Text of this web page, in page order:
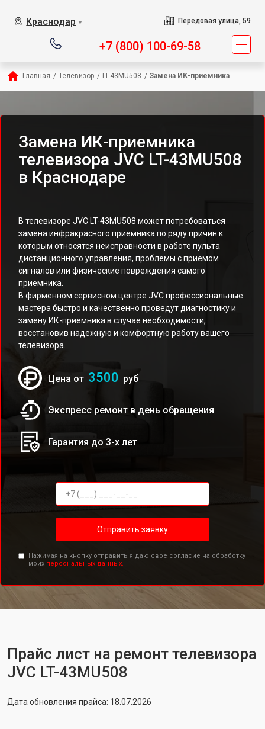
Краснодар ▼ Передовая улица, 59
+7 (800) 100-69-58
Главная / Телевизор / LT-43MU508 / Замена ИК-приемника
Замена ИК-приемника
телевизора JVC LT-43MU508
в Краснодаре
В телевизоре JVC LT-43MU508 может потребоваться
замена инфракрасного приемника по ряду причин к
которым относятся неисправности в работе пульта
дистанционного управления, проблемы с приемом
сигналов или физические повреждения самого
приемника.
В фирменном сервисном центре JVC профессиональные
мастера быстро и качественно проведут диагностику и
замену ИК-приемника в случае необходимости,
восстановив надежную и комфортную работу вашего
телевизора.
Цена от 3500 руб
Экспресс ремонт в день обращения
Гарантия до 3-х лет
Отправить заявку
Нажимая на кнопку отправить я даю свое согласие на обработку
моих персональных данных.
Прайс лист на ремонт телевизора
JVC LT-43MU508
Дата обновления прайса: 18.07.2026